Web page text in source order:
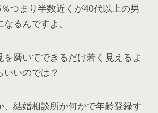
つまり半数近くが40代以上の男
るんですよ。
を磨いてできるだけ若く見えるよ
いのでは？
、結婚相談所か何かで年齢登録す